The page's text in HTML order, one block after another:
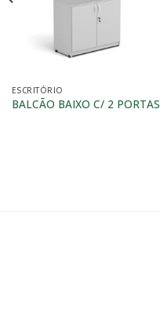
ESCRITÓRIO
BALCÃO BAIXO C/ 2 PORTAS